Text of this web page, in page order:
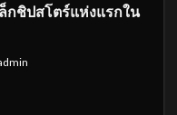
กชิปสโตร์แห่งแรกใน